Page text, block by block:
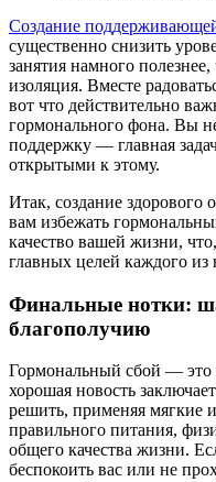
Создание
существенно снизить
занятия намного
изоляция. Вместе
вот что действительно
гормонального фона. Вы
поддержку — главная
открытыми к этому.
Итак, создание здорового
вам избежать
качество вашей жизни,
главных целей каждого из
Финальные нотки:
благополучию
Гормональный сбой — это
хорошая новость
решить, применяя мягкие
правильного питания,
общего качества жизни.
беспокоить вас или не